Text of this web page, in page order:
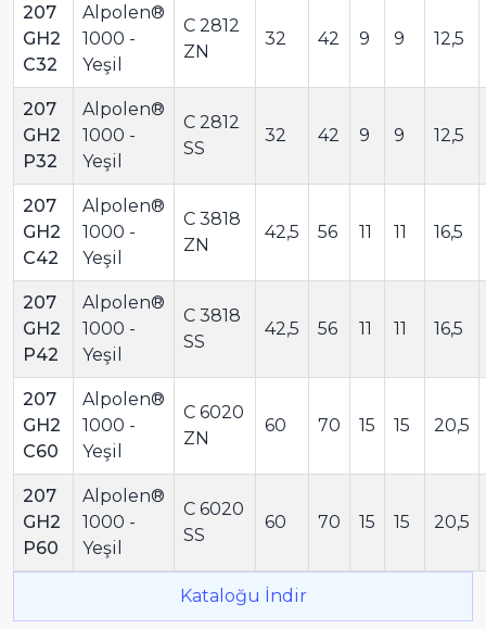
207
GH2
C32
Alpolen®
1000 -
Yeşil
C 2812
ZN
32 42 9 9 12,5
207
GH2
P32
Alpolen®
1000 -
Yeşil
C 2812
SS
32 42 9 9 12,5
207
GH2
C42
Alpolen®
1000 -
Yeşil
C 3818
ZN
42,5 56 11 11 16,5
207
GH2
P42
Alpolen®
1000 -
Yeşil
C 3818
SS
42,5 56 11 11 16,5
207
GH2
C60
Alpolen®
1000 -
Yeşil
C 6020
ZN
60 70 15 15 20,5
207
GH2
P60
Alpolen®
1000 -
Yeşil
C 6020
SS
60 70 15 15 20,5
Kataloğu İndir